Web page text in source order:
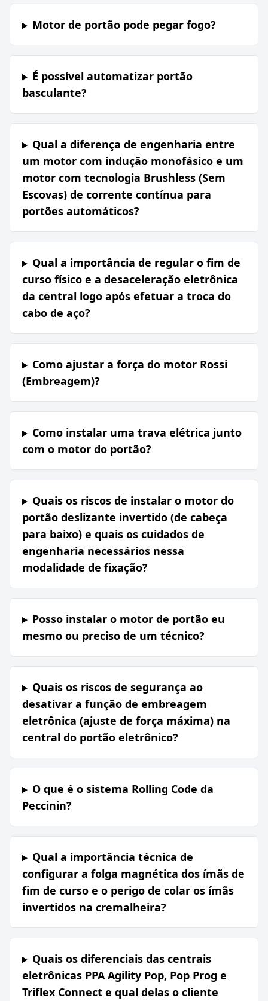
Motor de portão pode pegar fogo?
É possível automatizar portão
basculante?
Qual a diferença de engenharia entre
um motor com indução monofásico e um
motor com tecnologia Brushless (Sem
Escovas) de corrente contínua para
portões automáticos?
Qual a importância de regular o fim de
curso físico e a desaceleração eletrônica
da central logo após efetuar a troca do
cabo de aço?
Como ajustar a força do motor Rossi
(Embreagem)?
Como instalar uma trava elétrica junto
com o motor do portão?
Quais os riscos de instalar o motor do
portão deslizante invertido (de cabeça
para baixo) e quais os cuidados de
engenharia necessários nessa
modalidade de fixação?
Posso instalar o motor de portão eu
mesmo ou preciso de um técnico?
Quais os riscos de segurança ao
desativar a função de embreagem
eletrônica (ajuste de força máxima) na
central do portão eletrônico?
O que é o sistema Rolling Code da
Peccinin?
Qual a importância técnica de
configurar a folga magnética dos ímãs de
fim de curso e o perigo de colar os ímãs
invertidos na cremalheira?
Quais os diferenciais das centrais
eletrônicas PPA Agility Pop, Pop Prog e
Triflex Connect e qual delas o cliente